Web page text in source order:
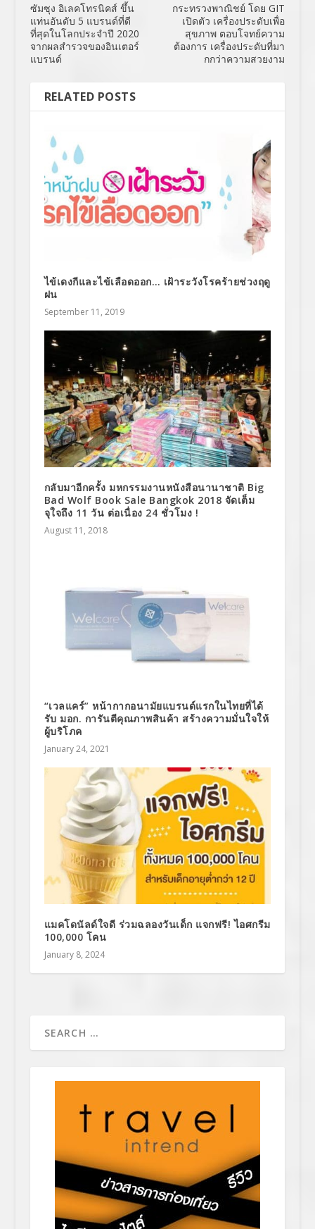
ซัมซุง อิเลคโทรนิคส์ ขึ้น
แท่นอันดับ 5 แบรนด์ที่ดี
ที่สุดในโลกประจำปี 2020
จากผลสำรวจของอินเตอร์
แบรนด์
กระทรวงพาณิชย์ โดย GIT
เปิดตัว เครื่องประดับเพื่อ
สุขภาพ ตอบโจทย์ความ
ต้องการ เครื่องประดับที่มา
กกว่าความสวยงาม
RELATED POSTS
ไข้เดงกีและไข้เลือดออก… เฝ้าระวังโรคร้ายช่วงฤดู
ฝน
September 11, 2019
กลับมาอีกครั้ง มหกรรมงานหนังสือนานาชาติ Big
Bad Wolf Book Sale Bangkok 2018 จัดเต็ม
จุใจถึง 11 วัน ต่อเนื่อง 24 ชั่วโมง !
August 11, 2018
“เวลแคร์” หน้ากากอนามัยแบรนด์แรกในไทยที่ได้
รับ มอก. การันตีคุณภาพสินค้า สร้างความมั่นใจให้
ผู้บริโภค
January 24, 2021
แมคโดนัลด์ใจดี ร่วมฉลองวันเด็ก แจกฟรี! ไอศกรีม
100,000 โคน
January 8, 2024